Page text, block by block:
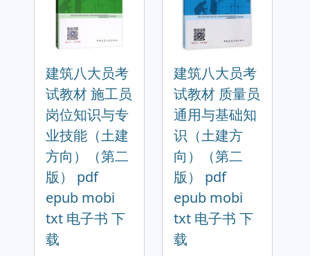
建筑八大员考
试教材 施工员
岗位知识与专
业技能（土建
方向）（第二
版） pdf
epub mobi
txt 电子书 下
载
建筑八大员考
试教材 质量员
通用与基础知
识（土建方
向）（第二
版） pdf
epub mobi
txt 电子书 下
载